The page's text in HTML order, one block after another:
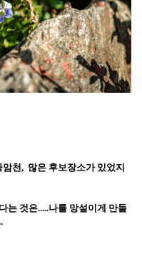
천, 많은 후보장소가 있었지
는 것은.....나를 망설이게 만들